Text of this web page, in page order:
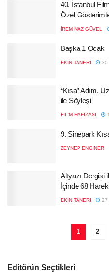
40. İstanbul
Özel
İREM NAZ GÜVEL
Başka 1 Ocak
EKIN TANERI 30
“Kısa” Adım,
ile Söyleşi
FIL'M HAFIZASI
9. Sinepark
ZEYNEP ENGINER
Altyazı Dergisi
İçinde 68
EKIN TANERI 27
1 2
Editörün Seçtikleri